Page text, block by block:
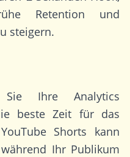
Retention und
steigern.
Sie Ihre Analytics
beste Zeit für das
Shorts kann
Ihr Publikum